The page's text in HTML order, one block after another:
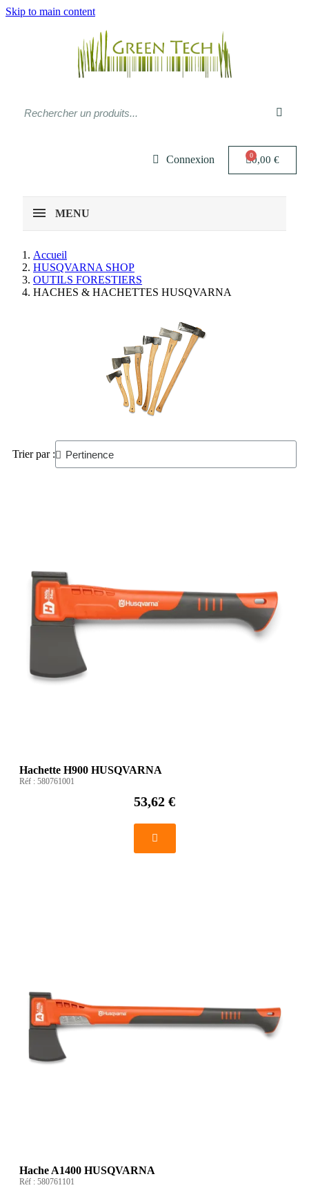
Skip to main content
Connexion 0,00 €
MENU
Accueil
HUSQVARNA SHOP
OUTILS FORESTIERS
HACHES & HACHETTES HUSQVARNA
Trier par :
Hachette H900 HUSQVARNA
Réf : 580761001
53,62 €
Hache A1400 HUSQVARNA
Réf : 580761101